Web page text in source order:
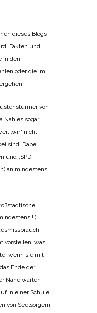
dieses Blogs
Fakten und
in den
oder die im
von
Nahles sogar
„wir“ nicht
sind. Dabei
und „SPD-
an mindestens
vorstellen, was
wenn sie mit
Ende der
Nähe warten
in einer Schule
von Seelsorgern